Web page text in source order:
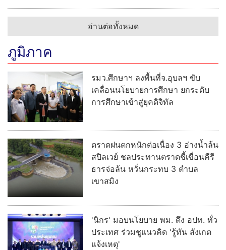
อ่านต่อทั้งหมด
ภูมิภาค
รมว.ศึกษาฯ ลงพื้นที่จ.อุบลฯ ขับ
เคลื่อนนโยบายการศึกษา ยกระดับ
การศึกษาเข้าสู่ยุคดิจิทัล
ตราดฝนตกหนักต่อเนื่อง 3 อ่างน้ำล้น
สปิลเวย์ ชลประทานตราดชี้เขื่อนคีรี
ธารจ่อล้น หวั่นกระทบ 3 ตำบล
เขาสมิง
'นิกร' มอบนโยบาย พม. ดึง อปท. ทั่ว
ประเทศ ร่วมชูแนวคิด 'รู้ทัน สังเกต
แจ้งเหตุ'